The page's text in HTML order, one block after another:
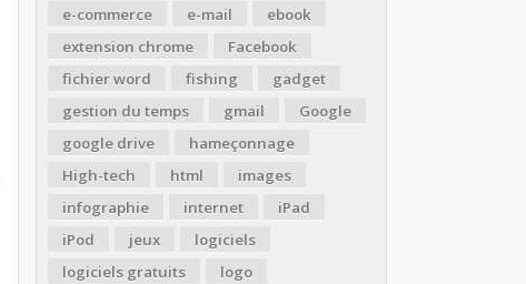
e-commerce
e-mail
ebook
extension chrome
Facebook
fichier word
fishing
gadget
gestion du temps
gmail
Google
google drive
hameçonnage
High-tech
html
images
infographie
internet
iPad
iPod
jeux
logiciels
logiciels gratuits
logo